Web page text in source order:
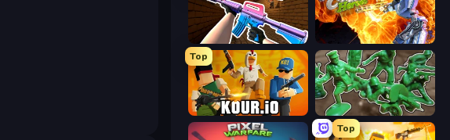
KS Z Moon Clash Heroes
Top
Kour.io Soldiers - Capture and Control!
Top